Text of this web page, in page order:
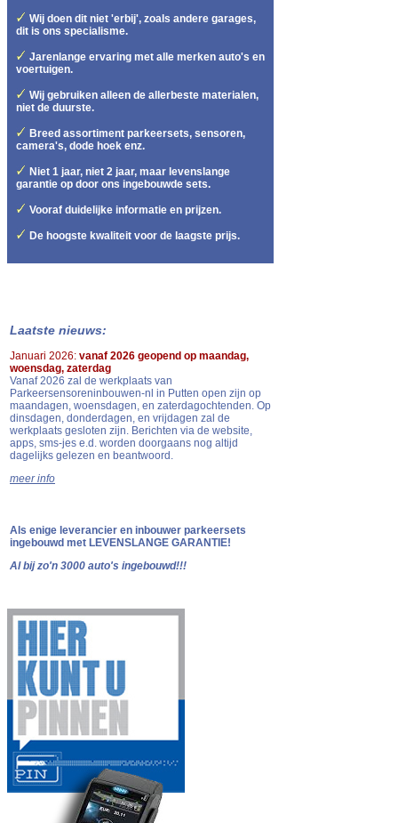
Wij doen dit niet 'erbij', zoals andere garages,
dit is ons specialisme.
Jarenlange ervaring met alle merken auto's en
voertuigen.
Wij gebruiken alleen de allerbeste materialen,
niet de duurste.
Breed assortiment parkeersets, sensoren,
camera's, dode hoek enz.
Niet 1 jaar, niet 2 jaar, maar levenslange
garantie op door ons ingebouwde sets.
Vooraf duidelijke informatie en prijzen.
De hoogste kwaliteit voor de laagste prijs.
Laatste nieuws:
Januari 2026: vanaf 2026 geopend op maandag,
woensdag, zaterdag
Vanaf 2026 zal de werkplaats van
Parkeersensoreninbouwen-nl in Putten open zijn op
maandagen, woensdagen, en zaterdagochtenden. Op
dinsdagen, donderdagen, en vrijdagen zal de
werkplaats gesloten zijn. Berichten via de website,
apps, sms-jes e.d. worden doorgaans nog altijd
dagelijks gelezen en beantwoord.
meer info
Als enige leverancier en inbouwer parkeersets
ingebouwd met LEVENSLANGE GARANTIE!
Al bijzo'n 3000 auto's ingebouwd!!!